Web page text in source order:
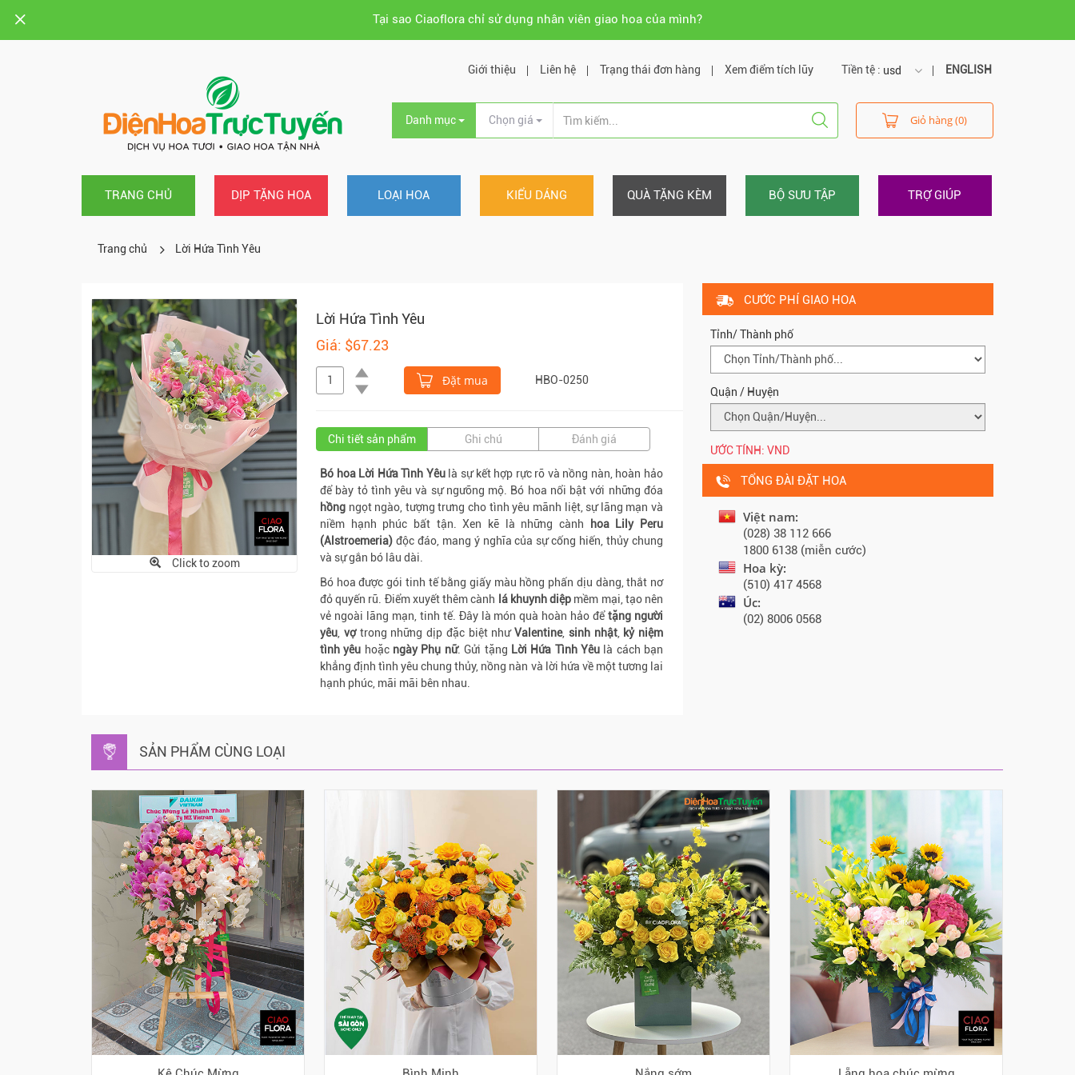
Tại sao Ciaoflora chỉ sử dụng nhân viên giao hoa của mình?
Tiền tệ : usd
usd
vnd
ENGLISH
Giới thiệu Liên hệ Trạng thái đơn hàng Xem điểm tích lũy
Danh mục Chọn giá Giỏ hàng (0)
TRANG CHỦ DỊP TẶNG HOA LOẠI HOA KIỂU DÁNG QUÀ TẶNG KÈM BỘ SƯU TẬP TRỢ GIÚP
Trang chủ Lời Hứa Tình Yêu
Click to zoom
Lời Hứa Tình Yêu
Giá: $67.23
Đặt mua HBO-0250
Chi tiết sản phẩm Ghi chú Đánh giá
Bó hoa Lời Hứa Tình Yêulà sự kết hợp rực rỡ và nồng nàn, hoàn hảo
để bày tỏ tình yêu và sự ngưỡng mộ. Bó hoa nổi bật với những đóa
hồng ngọt ngào, tượng trưng cho tình yêu mãnh liệt, sự lãng mạn và
niềm hạnh phúc bất tận. Xen kẽ là những cành
hoa Lily Peru
(Alstroemeria) độc đáo, mang ý nghĩa của sự cống hiến, thủy chung
và sự gắn bó lâu dài.
Bó hoa được gói tinh tế bằng giấy màu hồng phấn dịu dàng, thắt nơ
đỏ quyến rũ. Điểm xuyết thêm cành lá khuynh diệp mềm mại, tạo nên
vẻ ngoài lãng mạn, tinh tế. Đây là món quà hoàn hảo đểtặng người
yêu vợtrong những dịp đặc biệt nhưValentine, sinh nhật,
kỷ niệm
tình yêu hoặc ngày Phụ nữ. Gửi tặng Lời Hứa Tình Yêulà cách bạn
khẳng định tình yêu chung thủy, nồng nàn và lời hứa về một tương lai
hạnh phúc, mãi mãi bên nhau.
CƯỚC PHÍ GIAO HOA
Tỉnh/ Thành phố
Quận / Huyện
ƯỚC TÍNH: VND
TỔNG ĐÀI ĐẶT HOA
Việt nam:
(028) 38 112 666
1800 6138 (miễn cước)
Hoa kỳ:
(510) 417 4568
Úc:
(02) 8006 0568
SẢN PHẨM CÙNG LOẠI